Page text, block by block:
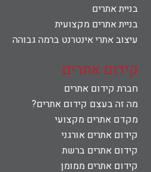
בניית אתרים
בניית אתרים מקצועית
עיצוב אתרי אינטרנט ברמה גבוהה
קידום אתרים
חברת קידום אתרים
מה זה בעצם קידום אתרים?
מקדם אתרים מקצועי
קידום אתרים אורגני
קידום אתרים ברשת
קידום אתרים ממומן